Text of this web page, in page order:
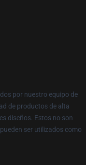
por nuestro equipo de
de productos de alta
diseños. Estos no son
ser utilizados como